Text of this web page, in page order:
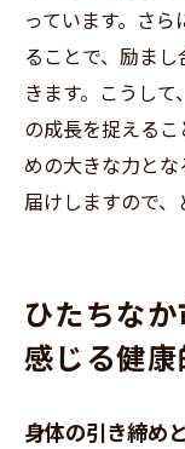
っています。さ
ることで、励ま
きます。こうし
の成長を捉える
めの大きな力と
届けしますので、
ひたちな
感じる健
身体の引き締め